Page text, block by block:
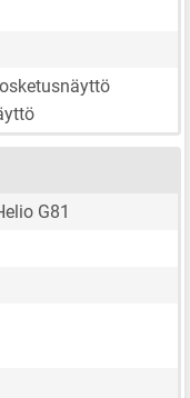
G81